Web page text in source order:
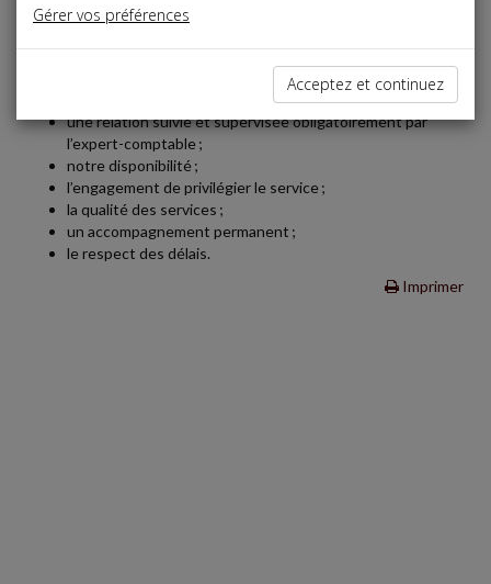
domaines résolument orientés vers le conseil.
Nos atouts :
une forte implication et présence aux cotés de nos
une relation suivie et supervisée obligatoirement par
l’expert-comptable ;
notre disponibilité ;
l’engagement de privilégier le service ;
la qualité des services ;
un accompagnement permanent ;
le respect des délais.
Imprimer
Gérer vos préférences
Acceptez et continuez